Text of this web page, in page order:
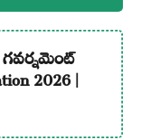
2026 |